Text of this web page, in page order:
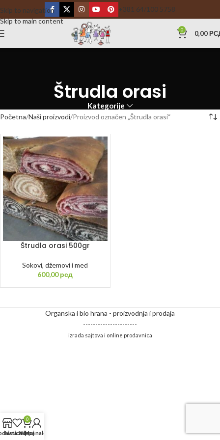
Skip to navigation
Skip to main content
+381 64/100 5758
0 0,00
Štrudla orasi
Kategorije
Početna Naši proizvodi Proizvod označen „Štrudla orasi“
Štrudla orasi 500gr
Sokovi, džemovi i med
600,00рсд
Organska i bio hrana - proizvodnja i prodaja
----------------------
izrada sajtova i online prodavnica
Lista želja
0
Korpa
Moj nalog